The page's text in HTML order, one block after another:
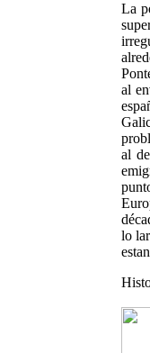
La
al
al
lo